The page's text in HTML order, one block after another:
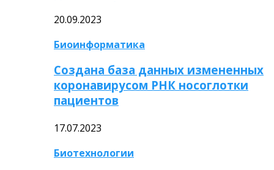
20.09.2023
Биоинформатика
Создана база данных измененных
коронавирусом РНК носоглотки
пациентов
17.07.2023
Биотехнологии